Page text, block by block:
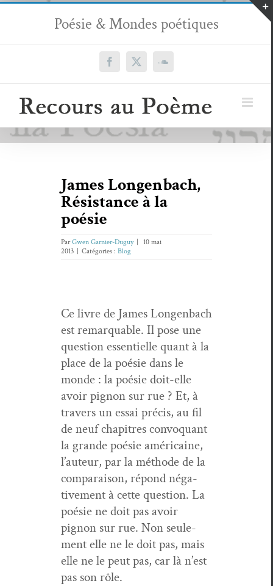
Passer
contenu
Poésie & Mondes poétiques
Facebook
X SoundCloud
James Longenbach,
Résistance à la
poésie
ParGwen Garnier-Duguy
10 mai
2013
Catégories : Blog
Ce livre de James Lon­gen­bach
est remar­quable. Il pose une
ques­tion essen­tielle quant à la
place de la poésie dans le
monde : la poésie doit-elle
avoir pignon sur rue ? Et, à
tra­vers un essai pré­cis, au fil
de neuf chapitres con­vo­quant
la grande poésie améri­caine,
l’au­teur, par la méth­ode de la
com­para­i­son, répond néga­
tive­ment à cette ques­tion. La
poésie ne doit pas avoir
pignon sur rue. Non seule­
ment elle ne le doit pas, mais
elle ne le peut pas, car là n’est
pas son rôle.